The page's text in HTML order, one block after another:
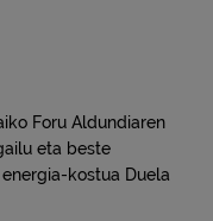
Foru Aldundiaren
eta beste
kostua Duela